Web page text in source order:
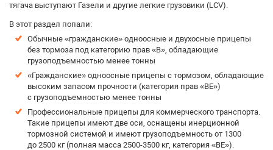
тягача выступают Газели и другие легкие грузовики (LCV).
В этот раздел попали:
Обычные «гражданские» одноосные и двухосные прицепы
без тормоза под категорию прав «B», обладающие
грузоподъемностью менее тонны
«Гражданские» одноосные прицепы с тормозом, обладающие
высоким запасом прочности (категория прав «BE»)
с грузоподъемностью менее тонны
Профессиональные прицепы для коммерческого транспорта.
Такие прицепы имеют две оси, оснащены инерционной
тормозной системой и имеют грузоподъемность от 1300
до 2500 кг (полная масса 2500-3500 кг, категория «BE»).